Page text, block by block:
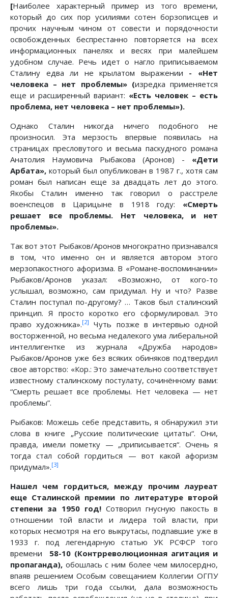
[Наиболее характерный пример из того времени,
который до сих пор усилиями сотен борзописцев и
прочих научным чином от совести и порядочности
освобожденных беспрестанно повторяется на всех
информационных панелях и весях при малейшем
удобном случае. Речь идет о нагло приписываемом
Сталину едва ли не крылатом выражении - «Нет
человека – нет проблемы» (изредка применяется
еще и расширенный вариант: «Есть человек – есть
проблема, нет человека – нет проблемы»).
Однако Сталин никогда ничего подобного не
произносил. Эта мерзость впервые появилась на
страницах пресловутого и весьма паскудного романа
Анатолия Наумовича Рыбакова (Аронов) - «Дети
Арбата», который был опубликован в 1987 г., хотя сам
роман был написан еще за двадцать лет до этого.
Якобы Сталин именно так говорил о расстреле
военспецов в Царицыне в 1918 году: «Смерть
решает все проблемы. Нет человека, и нет
проблемы».
Так вот этот Рыбаков/Аронов многократно признавался
в том, что именно он и является автором этого
мерзопакостного афоризма. В «Романе-воспоминании»
Рыбаков/Аронов указал: «Возможно, от кого-то
услышал, возможно, сам придумал. Ну и что? Разве
Сталин поступал по-другому? … Таков был сталинский
принцип. Я просто коротко его сформулировал. Это
право художника».[2]
Чуть позже в интервью одной
восторженной, но весьма недалекого ума либеральной
интеллигентке из журнала «Дружба народов»
Рыбаков/Аронов уже без всяких обиняков подтвердил
свое авторство: «Кор.: Это замечательно соответствует
известному сталинскому постулату, сочинённому вами:
“Смерть решает все проблемы. Нет человека — нет
проблемы”.
Рыбаков: Можешь себе представить, я обнаружил эти
слова в книге „Русские политические цитаты“. Они,
правда, имели пометку — „приписывается“. Очень я
тогда стал собой гордиться — вот какой афоризм
придумал».[3]
Нашел чем гордиться, между прочим лауреат
еще Сталинской премии по литературе второй
степени за 1950 год!Сотворил гнусную пакость в
отношении той власти и лидера той власти, при
которых несмотря на его выкрутасы, подпавшие уже в
1933 г. под легендарную статью УК РСФСР того
времени 58-10 (Контрреволюционная агитация и
пропаганда), обошлась с ним более чем милосердно,
впаяв решением Особым совещанием Коллегии ОГПУ
всего лишь три года ссылки, дала возможность